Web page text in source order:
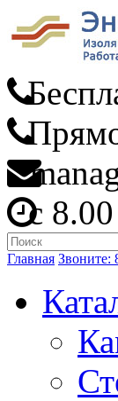
с
Главная Звоните: